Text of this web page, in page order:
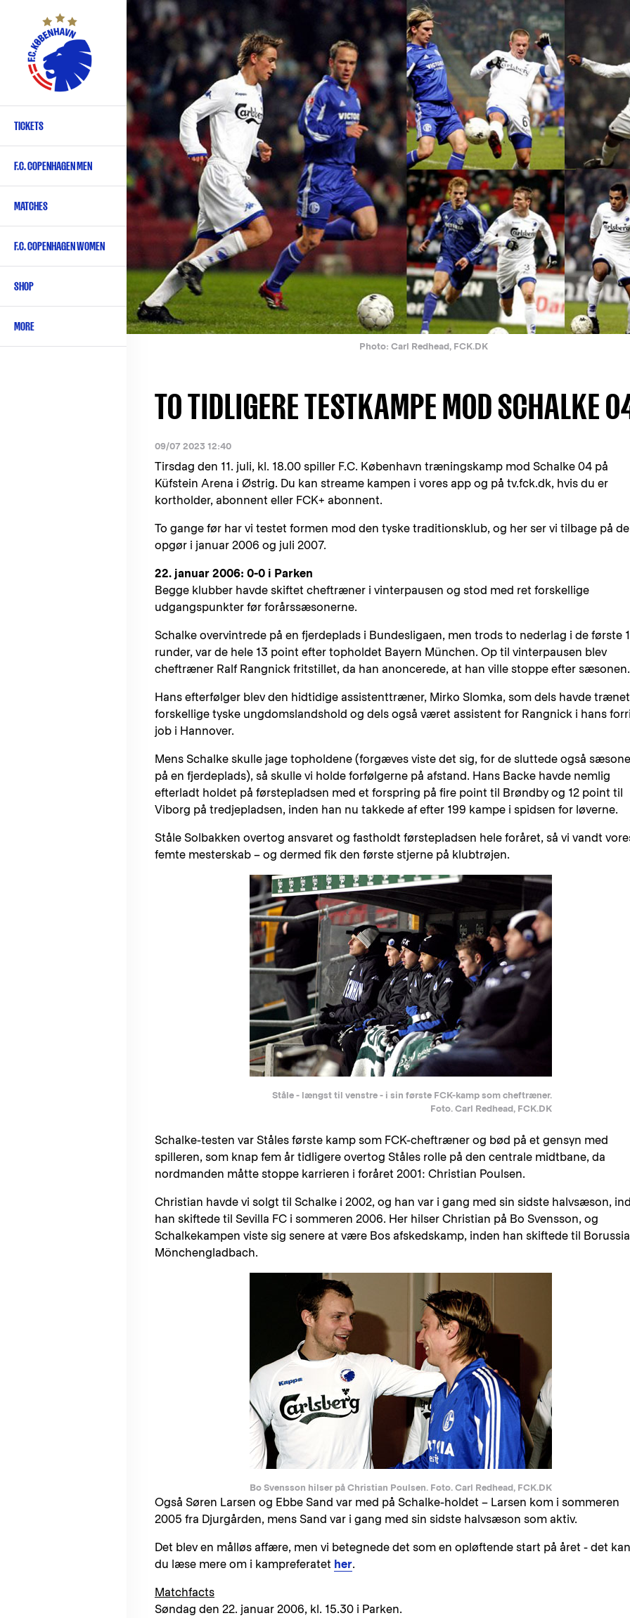
content
Primary
English
TICKETS
F.C. COPENHAGEN MEN
MATCHES
F.C. COPENHAGEN WOMEN
SHOP
MORE
Photo: Carl Redhead, FCK.DK
TO TIDLIGERE TESTKAMPE MOD SCHALKE
09/07 2023 12:40
Tirsdag den 11. juli, kl. 18.00 spiller F.C. København træningskamp mod Schalke 04 på
Küfstein Arena i Østrig. Du kan streame kampen i vores app og på tv.fck.dk, hvis du er
kortholder, abonnent eller FCK+ abonnent.
To gange før har vi testet formen mod den tyske traditionsklub, og her ser vi tilbage på
opgør i januar 2006 og juli 2007.
22. januar 2006: 0-0 i Parken
Begge klubber havde skiftet cheftræner i vinterpausen og stod med ret forskellige
udgangspunkter før forårssæsonerne.
Schalke overvintrede på en fjerdeplads i Bundesligaen, men trods to nederlag i de første
runder, var de hele 13 point efter topholdet Bayern München. Op til vinterpausen blev
cheftræner Ralf Rangnick fritstillet, da han anoncerede, at han ville stoppe efter sæsonen.
Hans efterfølger blev den hidtidige assistenttræner, Mirko Slomka, som dels havde trænet
forskellige tyske ungdomslandshold og dels også været assistent for Rangnick i hans
job i Hannover.
Mens Schalke skulle jage topholdene (forgæves viste det sig, for de sluttede også
på en fjerdeplads), så skulle vi holde forfølgerne på afstand. Hans Backe havde nemlig
efterladt holdet på førstepladsen med et forspring på fire point til Brøndby og 12 point til
Viborg på tredjepladsen, inden han nu takkede af efter 199 kampe i spidsen for løverne.
Ståle Solbakken overtog ansvaret og fastholdt førstepladsen hele foråret, så vi vandt
femte mesterskab – og dermed fik den første stjerne på klubtrøjen.
Ståle - længst til venstre - i sin første FCK-kamp som cheftræner.
Foto. Carl Redhead, FCK.DK
Schalke-testen var Ståles første kamp som FCK-cheftræner og bød på et gensyn med
spilleren, som knap fem år tidligere overtog Ståles rolle på den centrale midtbane, da
nordmanden måtte stoppe karrieren i foråret 2001: Christian Poulsen.
Christian havde vi solgt til Schalke i 2002, og han var i gang med sin sidste halvsæson,
han skiftede til Sevilla FC i sommeren 2006. Her hilser Christian på Bo Svensson, og
Schalkekampen viste sig senere at være Bos afskedskamp, inden han skiftede til Borussia
Mönchengladbach.
Bo Svensson hilser på Christian Poulsen. Foto. Carl Redhead, FCK.DK
Også Søren Larsen og Ebbe Sand var med på Schalke-holdet – Larsen kom i sommeren
2005 fra Djurgården, mens Sand var i gang med sin sidste halvsæson som aktiv.
Det blev en målløs affære, men vi betegnede det som en opløftende start på året - det kan
du læse mere om i kampreferatet her.
Matchfacts
Søndag den 22. januar 2006, kl. 15.30 i Parken.